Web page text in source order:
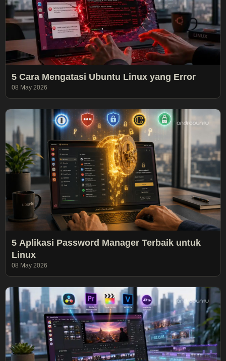
5 Cara Mengatasi Ubuntu Linux yang Error
08 May 2026
5 Aplikasi Password Manager Terbaik untuk
Linux
08 May 2026